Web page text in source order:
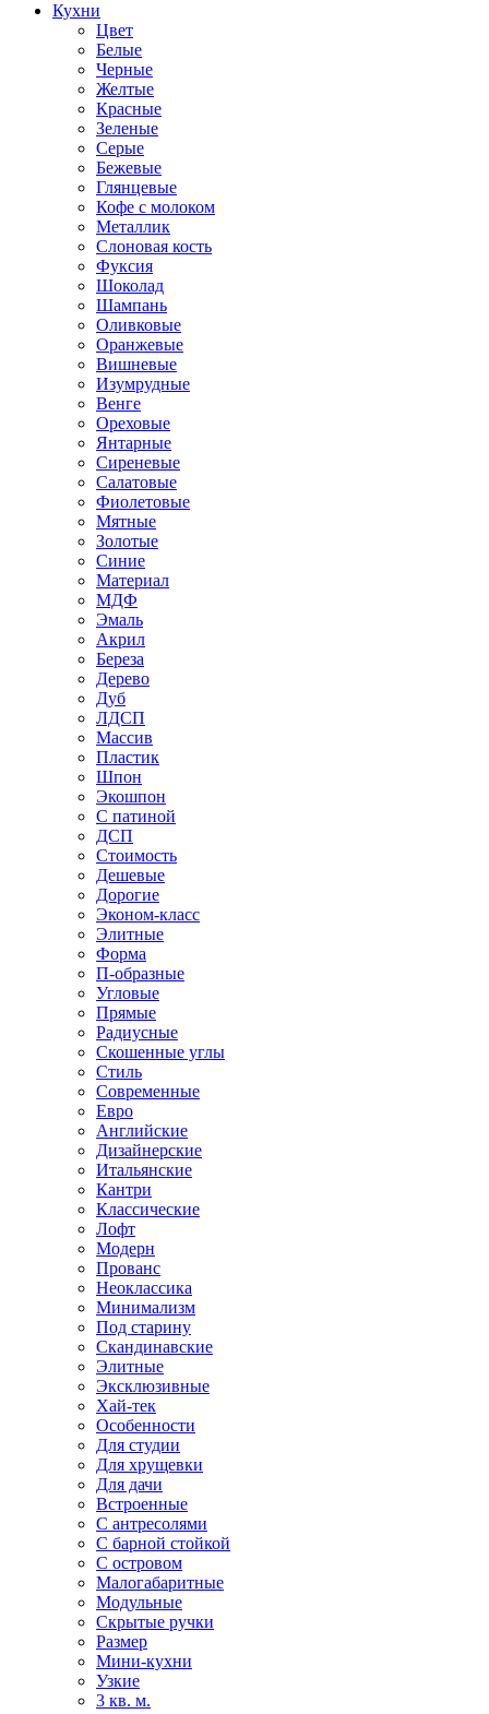
Кухни
Цвет
Белые
Черные
Желтые
Красные
Зеленые
Серые
Бежевые
Глянцевые
Кофе с молоком
Металлик
Слоновая кость
Фуксия
Шоколад
Шампань
Оливковые
Оранжевые
Вишневые
Изумрудные
Венге
Ореховые
Янтарные
Сиреневые
Салатовые
Фиолетовые
Мятные
Золотые
Синие
Материал
МДФ
Эмаль
Акрил
Береза
Дерево
Дуб
ЛДСП
Массив
Пластик
Шпон
Экошпон
С патиной
ДСП
Стоимость
Дешевые
Дорогие
Эконом-класс
Элитные
Форма
П-образные
Угловые
Прямые
Радиусные
Скошенные углы
Стиль
Современные
Евро
Английские
Дизайнерские
Итальянские
Кантри
Классические
Лофт
Модерн
Прованс
Неоклассика
Минимализм
Под старину
Скандинавские
Элитные
Эксклюзивные
Хай-тек
Особенности
Для студии
Для хрущевки
Для дачи
Встроенные
С антресолями
С барной стойкой
С островом
Малогабаритные
Модульные
Скрытые ручки
Размер
Мини-кухни
Узкие
3 кв. м.